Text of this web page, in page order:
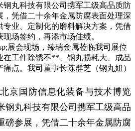
钢丸科技有限公司携军工级高品质防
，凭借二十余年金属防腐表面处理深
专业、定制化的磨料解决方案，凭借
场签约，再添市场佳绩。
展会现场，臻瑞金属莅临我司展位
在工件除锈不**、钢丸损耗大、成品
点。我司董事长陈群芝（钢丸姐）
京国防信息化装备与技术博览
钢丸科技有限公司携军工级高品
磅参展，凭借二十余年金属防腐